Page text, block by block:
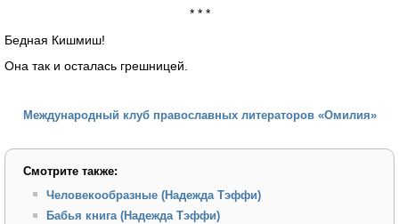
* * *
Бедная Кишмиш!
Она так и осталась грешницей.
Международный клуб православных литераторов «Омилия»
Смотрите также:
Человекообразные (Надежда Тэффи)
Бабья книга (Надежда Тэффи)